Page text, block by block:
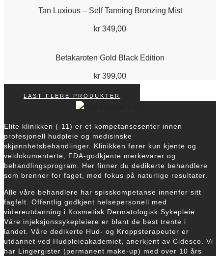
Tan Luxious – Self Tanning Bronzing Mist
kr 349,00
Betakaroten Gold Black Edition
kr 399,00
LAST FLERE PRODUKTER
Elite klinikken (-11) er et kompetansesenter innen
profesjonell hudpleie og medisinske
skjønnhetsbehandlinger. Klinikken fører kun kjente og
veldokumenterte, FDA-godkjente merkevarer og
behandlingsprogram.
Her finner du dedikerte behandlere
som brenner for faget, med fokus på naturlige resultater.
Alle våre behandlere har spisskompetanse innenfor sitt
fagfelt. Offentlig godkjent helsepersonell med
videreutdanning i Kosmetisk Dermatologisk Sykepleie.
Våre injeksjonssykepleiere er blant de best trente i
landet. Våre dedikerte Hud- og Kroppsterapeuter er
utdannet ved Hudpleieakademiet, anerkjent av Cidesco. Vi
har Lingergister (permanent make-up) med over 10 års